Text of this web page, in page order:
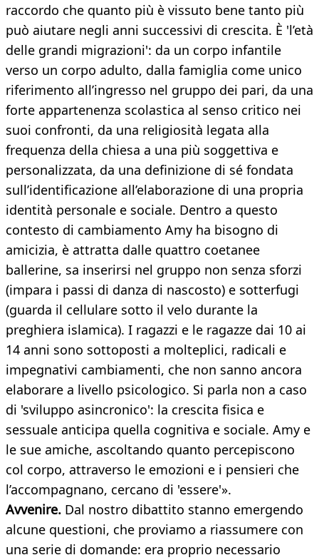
raccordo che quanto più è vissuto bene tanto più
può aiutare negli anni successivi di crescita. È 'l’età
delle grandi migrazioni': da un corpo infantile
verso un corpo adulto, dalla famiglia come unico
riferimento all’ingresso nel gruppo dei pari, da una
forte appartenenza scolastica al senso critico nei
suoi confronti, da una religiosità legata alla
frequenza della chiesa a una più soggettiva e
personalizzata, da una definizione di sé fondata
sull’identificazione all’elaborazione di una propria
identità personale e sociale. Dentro a questo
contesto di cambiamento Amy ha bisogno di
amicizia, è attratta dalle quattro coetanee
ballerine, sa inserirsi nel gruppo non senza sforzi
(impara i passi di danza di nascosto) e sotterfugi
(guarda il cellulare sotto il velo durante la
preghiera islamica). I ragazzi e le ragazze dai 10 ai
14 anni sono sottoposti a molteplici, radicali e
impegnativi cambiamenti, che non sanno ancora
elaborare a livello psicologico. Si parla non a caso
di 'sviluppo asincronico': la crescita fisica e
sessuale anticipa quella cognitiva e sociale. Amy e
le sue amiche, ascoltando quanto percepiscono
col corpo, attraverso le emozioni e i pensieri che
l’accompagnano, cercano di 'essere'».
Avvenire. Dal nostro dibattito stanno emergendo
alcune questioni, che proviamo a riassumere con
una serie di domande: era proprio necessario